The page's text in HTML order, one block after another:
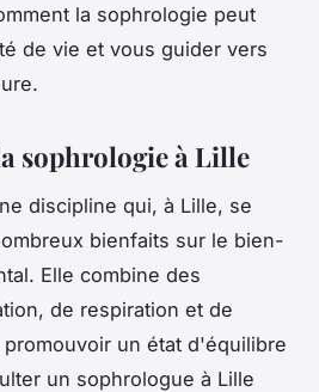
la sophrologie peut
de vie et vous guider vers
sophrologie à Lille
discipline qui, à Lille, se
bienfaits sur le bien-
Elle combine des
de respiration et de
un état d'équilibre
un sophrologue à Lille